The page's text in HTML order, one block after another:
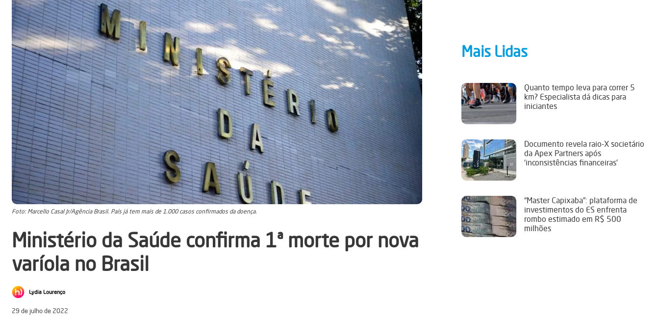
Foto: Marcello Casal Jr/Agência Brasil. País já tem mais de 1.000 casos confirmados da doença.
Ministério da Saúde confirma 1ª morte por nova
varíola no Brasil
Lydia Lourenço
29 de julho de 2022
Mais Lidas
Quanto tempo leva para correr 5
km? Especialista dá dicas para
iniciantes
Documento revela raio-X societário
da Apex Partners após
‘inconsistências financeiras’
“Master Capixaba”: plataforma de
investimentos do ES enfrenta
rombo estimado em R$ 500
milhões